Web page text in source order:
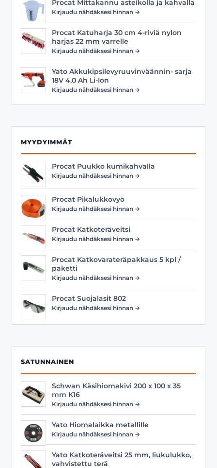
Procat Mittakannu asteikolla ja kahvalla
Kirjaudu nähdäksesi hinnan →
Procat Katuharja 30 cm 4-riviä nylon
harjas 22 mm varrelle
Kirjaudu nähdäksesi hinnan →
Yato Akkukipsilevyruuvinväännin- sarja
18V 4.0 Ah Li-Ion
Kirjaudu nähdäksesi hinnan →
MYYDYIMMÄT
Procat Puukko kumikahvalla
Kirjaudu nähdäksesi hinnan →
Procat Pikalukkovyö
Kirjaudu nähdäksesi hinnan →
Procat Katkoteräveitsi
Kirjaudu nähdäksesi hinnan →
Procat Katkovarateräpakkaus 5 kpl /
paketti
Kirjaudu nähdäksesi hinnan →
Procat Suojalasit 802
Kirjaudu nähdäksesi hinnan →
SATUNNAINEN
Schwan Käsihiomakivi 200 x 100 x 35
mm K16
Kirjaudu nähdäksesi hinnan →
Yato Hiomalaikka metallille
Kirjaudu nähdäksesi hinnan →
Yato Katkoteräveitsi 25 mm, liukulukko,
vahvistettu terä